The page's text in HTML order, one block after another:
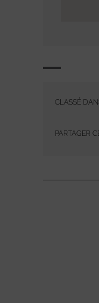
CLASSÉ
PARTAGER